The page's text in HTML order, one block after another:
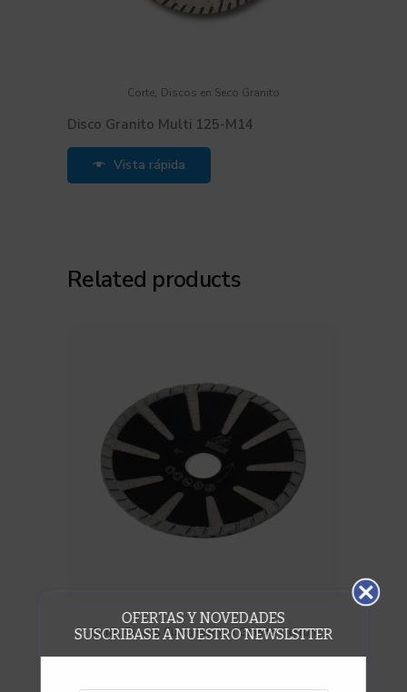
Corte, Discos en Seco Granito
Disco Granito Multi 125-M14
Vista rápida
Related products
Corte,Discos Curvo Marmol Granito Dekton
OFERTAS Y NOVEDADES
SUSCRIBASE A NUESTRO NEWSLSTTER